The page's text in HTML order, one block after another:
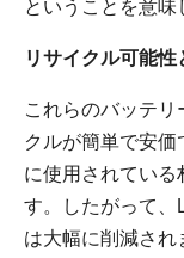
ということを意味
リサイクル可能
これらのバッテリ
クルが簡単で安
に使用されている
す。したがって、
は大幅に削減さ